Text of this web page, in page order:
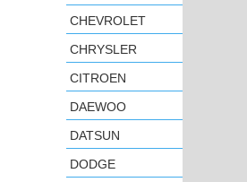
CHEVROLET
CHRYSLER
CITROEN
DAEWOO
DATSUN
DODGE